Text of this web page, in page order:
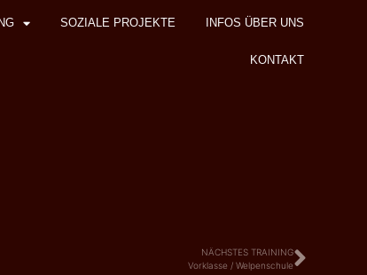
SOZIALE PROJEKTE INFOS ÜBER UNS
KONTAKT
NÄCHSTES TRAINING
Vorklasse / Welpenschule